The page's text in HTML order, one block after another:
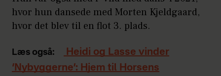
hvor hun dansede med Morten Kjeldgaard,
hvor det blev til en flot 3. plads.
Læs også:
Heidi og Lasse vinder
‘Nybyggerne’: Hjem til Horsens